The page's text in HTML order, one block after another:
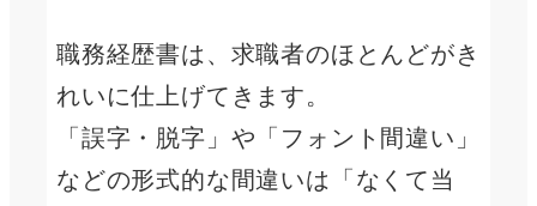
職務経歴書は、求職者のほとんどがき
れいに仕上げてきます。
「誤字・脱字」や「フォント間違い」
などの形式的な間違いは「なくて当